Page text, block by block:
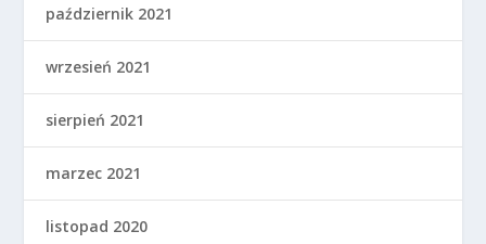
październik 2021
wrzesień 2021
sierpień 2021
marzec 2021
listopad 2020